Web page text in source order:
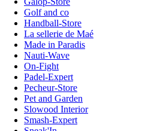
Golf and co
Handball-Store
La sellerie de Maé
Made in Paradis
Nauti-Wave
On-Fight
Padel-Expert
Pecheur-Store
Pet and Garden
Slowood Interior
Smash-Expert